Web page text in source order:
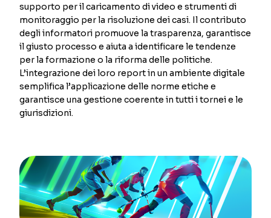
supporto per il caricamento di video e strumenti di
monitoraggio per la risoluzione dei casi. Il contributo
degli informatori promuove la trasparenza, garantisce
il giusto processo e aiuta a identificare le tendenze
per la formazione o la riforma delle politiche.
L’integrazione dei loro report in un ambiente digitale
semplifica l’applicazione delle norme etiche e
garantisce una gestione coerente in tutti i tornei e le
giurisdizioni.